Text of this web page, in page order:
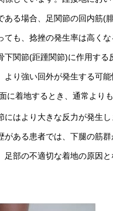
ある場合、足関節の回内筋(
ても、捻挫の発生率は高く
下関節(距踵関節)に作用する
より強い回外が発生する可
に着地するとき、通常より
にはより大きな反力が発生
がある患者では、下腿の筋
足部の不適切な着地の原因と